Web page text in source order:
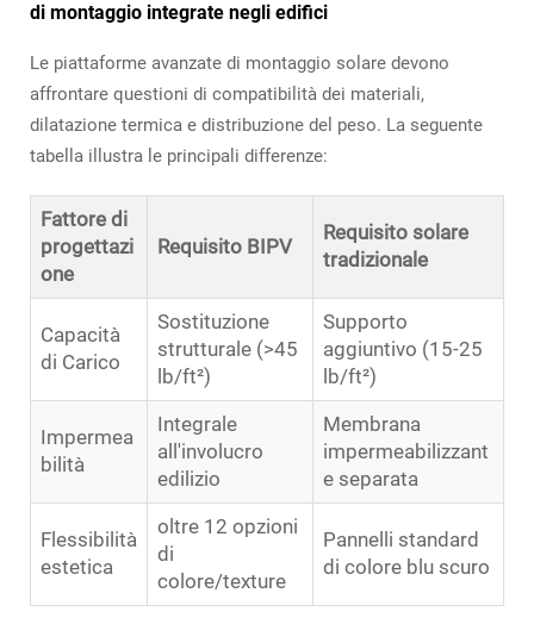
di montaggio integrate negli edifici
Le piattaforme avanzate di montaggio solare devono
affrontare questioni di compatibilità dei materiali,
dilatazione termica e distribuzione del peso. La seguente
tabella illustra le principali differenze:
Fattore di
progettazi
one
Requisito BIPV
Requisito solare
tradizionale
Capacità
di Carico
Sostituzione
strutturale (>45
lb/ft²)
Supporto
aggiuntivo (15-25
lb/ft²)
Impermea
bilità
Integrale
all'involucro
edilizio
Membrana
impermeabilizzant
e separata
Flessibilità
estetica
oltre 12 opzioni
di
colore/texture
Pannelli standard
di colore blu scuro